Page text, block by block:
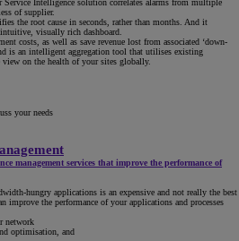
Intelligence solution correlates alarms from multiple
of supplier.
the root cause in seconds, rather than months. And it
visually rich dashboard.
costs, as well as save revenue lost from associated ‘down-
is an intelligent aggregation tool that utilises existing
view on the health of your sites globally.
your needs
management services that improve the performance of
hungry applications is an expensive and not really the best
improve the performance of your applications and processes
network
optimisation, and